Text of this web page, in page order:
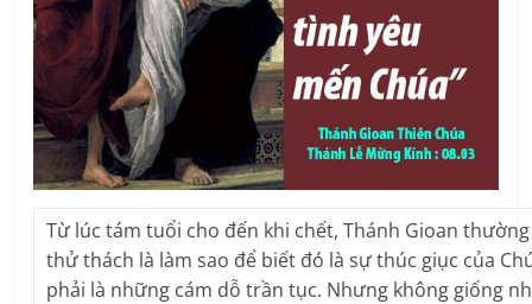
Từ lúc tám tuổi cho đến khi chết, Thánh Gioan
thử thách là làm sao để biết đó là sự thúc giục của
phải là những cám dỗ trần tục. Nhưng không giống